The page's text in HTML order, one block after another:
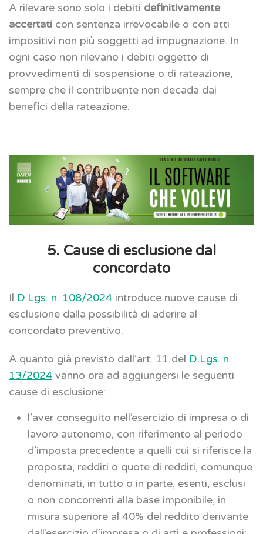
A rilevare sono solo i debiti definitivamente
accertati con sentenza irrevocabile o con atti
impositivi non più soggetti ad impugnazione. In
ogni caso non rilevano i debiti oggetto di
provvedimenti di sospensione o di rateazione,
sempre che il contribuente non decada dai
benefici della rateazione.
5. Cause di esclusione dal
concordato
Il D.Lgs. n. 108/2024 introduce nuove cause di
esclusione dalla possibilità di aderire al
concordato preventivo.
A quanto già previsto dall’art. 11 del D.Lgs. n.
13/2024 vanno ora ad aggiungersi le seguenti
cause di esclusione:
l’aver conseguito nell’esercizio di impresa o di
lavoro autonomo, con riferimento al periodo
d’imposta precedente a quelli cui si riferisce la
proposta, redditi o quote di redditi, comunque
denominati, in tutto o in parte, esenti, esclusi
o non concorrenti alla base imponibile, in
misura superiore al 40% del reddito derivante